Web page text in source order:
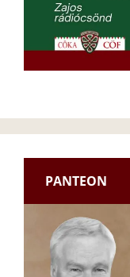
PANTEON